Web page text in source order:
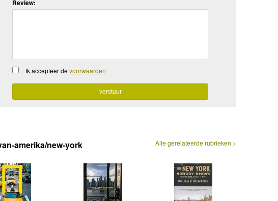
Review:
Ik accepteer devoorwaarden
Alle gerelateerde rubrieken >
amerika/new-york